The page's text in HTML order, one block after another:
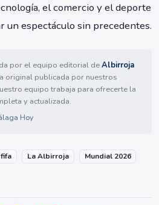
el comercio y el deporte
un espectáculo sin precedentes.
por el equipo editorial deAlbirroja
original publicada por nuestros
equipo trabaja para ofrecerte la
y actualizada.
Hoy
fifa La Albirroja
Mundial 2026